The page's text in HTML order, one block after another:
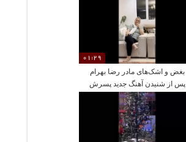
01:29
بغض و اشک‌های مادر رضا بهرام
پس از شنیدن آهنگ جدید پسرش
که برای او خوانده